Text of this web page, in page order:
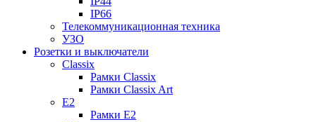
IP66
Телекоммуникационная техника
УЗО
Розетки и выключатели
Classix
Рамки Classix
Рамки Classix Art
E2
Рамки E2